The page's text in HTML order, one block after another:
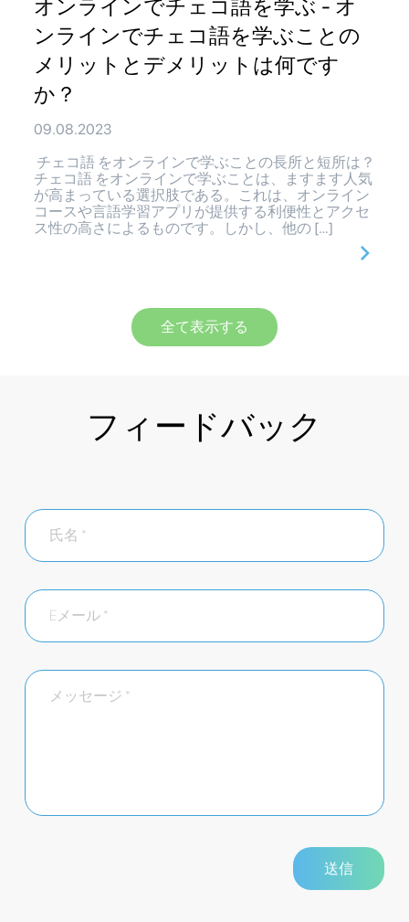
オンラインでチェコ語を学ぶ - オ
ンラインでチェコ語を学ぶことの
メリットとデメリットは何です
か？
09.08.2023
チェコ語 をオンラインで学ぶことの長所と短所は？
チェコ語 をオンラインで学ぶことは、ますます人気
が高まっている選択肢である。これは、オンライン
コースや言語学習アプリが提供する利便性とアクセ
ス性の高さによるものです。しかし、他の […]
全て表示する
フィードバック